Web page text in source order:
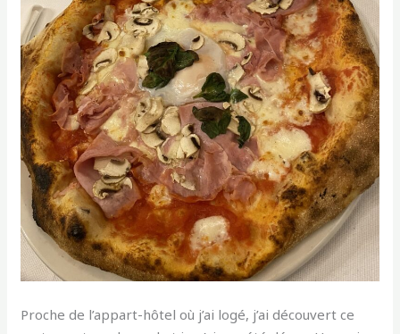
Proche de l’appart-hôtel où j’ai logé, j’ai découvert ce